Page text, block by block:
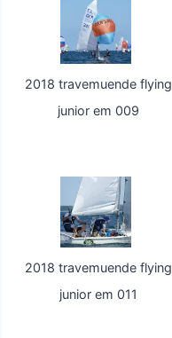
2018 travemuende flying
junior em 009
2018 travemuende flying
junior em 011